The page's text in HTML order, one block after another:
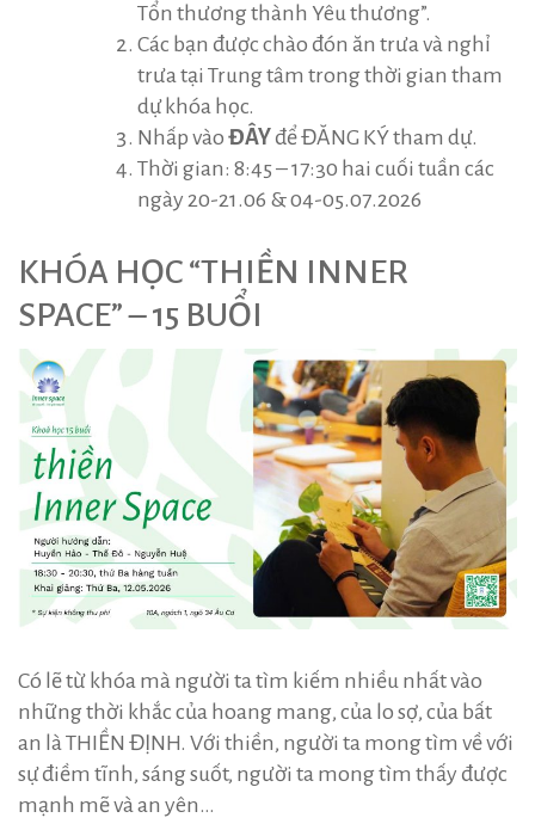
Tổn thương thành Yêu thương”.
Các bạn được chào đón ăn trưa và nghỉ
trưa tại Trung tâm trong thời gian tham
dự khóa học.
Nhấp vào ĐÂY để ĐĂNG KÝ tham dự.
Thời gian: 8:45 – 17:30 hai cuối tuần các
ngày 20-21.06 & 04-05.07.2026
KHÓA HỌC “THIỀN INNER
SPACE” – 15 BUỔI
Có lẽ từ khóa mà người ta tìm kiếm nhiều nhất vào
những thời khắc của hoang mang, của lo sợ, của bất
an là THIỀN ĐỊNH. Với thiền, người ta mong tìm về với
sự điềm tĩnh, sáng suốt, người ta mong tìm thấy được
mạnh mẽ và an yên…